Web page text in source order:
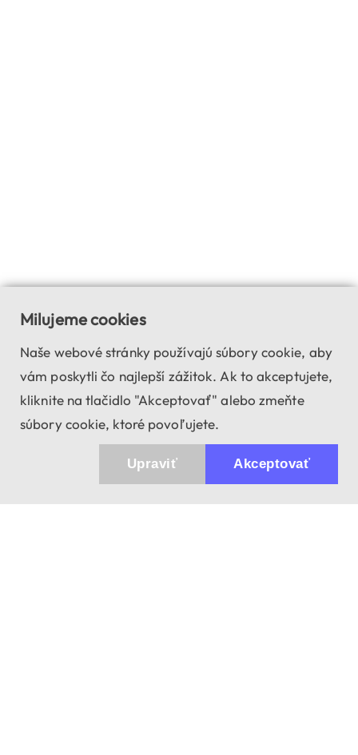
Milujeme cookies
Naše webové stránky používajú súbory cookie, aby
vám poskytli čo najlepší zážitok. Ak to akceptujete,
kliknite na tlačidlo "Akceptovať" alebo zmeňte
súbory cookie, ktoré povoľujete.
Akceptovať
Upraviť